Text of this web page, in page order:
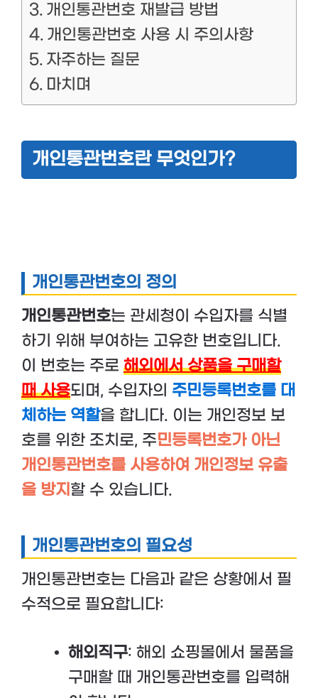
개인통관번호 재발급 방법
개인통관번호 사용 시 주의사항
자주하는 질문
마치며
개인통관번호란 무엇인가?
개인통관번호의 정의
개인통관번호는 관세청이 수입자를 식별
하기 위해 부여하는 고유한 번호입니다.
이 번호는 주로 해외에서 상품을 구매할
때 사용되며, 수입자의 주민등록번호를 대
체하는 역할을 합니다. 이는 개인정보 보
호를 위한 조치로, 주민등록번호가 아닌
개인통관번호를 사용하여 개인정보 유출
을 방지 할 수 있습니다.
개인통관번호의 필요성
개인통관번호는 다음과 같은 상황에서 필
수적으로 필요합니다:
해외직구: 해외 쇼핑몰에서 물품을
구매할 때 개인통관번호를 입력해